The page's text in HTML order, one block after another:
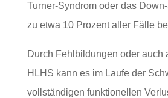
Turner-Syndrom oder das
zu etwa 10 Prozent aller Fälle
Durch Fehlbildungen oder auch
HLHS kann es im Laufe der
vollständigen funktionellen